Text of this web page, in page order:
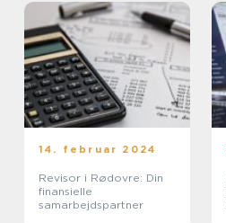
14. februar 2024
Revisor i Rødovre: Din
finansielle
samarbejdspartner